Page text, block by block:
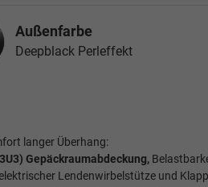
Außenfarbe
Deepblack Perleffekt
langer Überhang:
Gepäckraumabdeckung,
Lendenwirbelstütze und